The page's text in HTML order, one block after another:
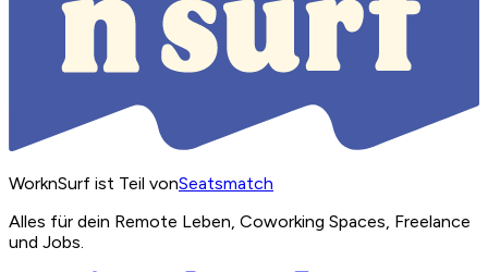
WorknSurf ist Teil vonSeatsmatch
Alles für dein Remote Leben, Coworking Spaces, Freelance
und Jobs.